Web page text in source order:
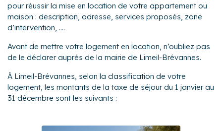
pour réussir la mise en location de votre appartement ou
maison : description, adresse, services proposés, zone
d’intervention, ....
Avant de mettre votre logement en location, n’oubliez pas
de le déclarer auprès de la mairie de Limeil-Brévannes.
À Limeil-Brévannes, selon la classification de votre
logement, les montants de la taxe de séjour du 1 janvier au
31 décembre sont les suivants :